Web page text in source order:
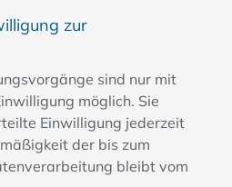
zur
sind nur mit
möglich. Sie
Einwilligung jederzeit
der bis zum
bleibt vom